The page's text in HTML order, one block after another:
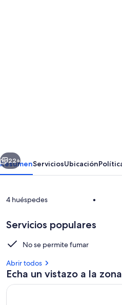
Siguiente
22+
ResumenServiciosUbicación
4 huéspedes •
Servicios populares
No se permite fumar
Abrir todos
Echa un vistazo a la zona